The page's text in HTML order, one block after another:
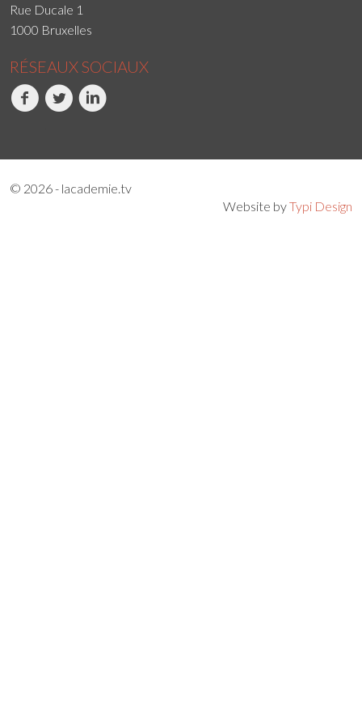
Rue Ducale 1
1000 Bruxelles
RÉSEAUX SOCIAUX
© 2026 - lacademie.tv
Website byTypi Design